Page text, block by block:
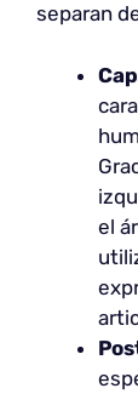
separan
el